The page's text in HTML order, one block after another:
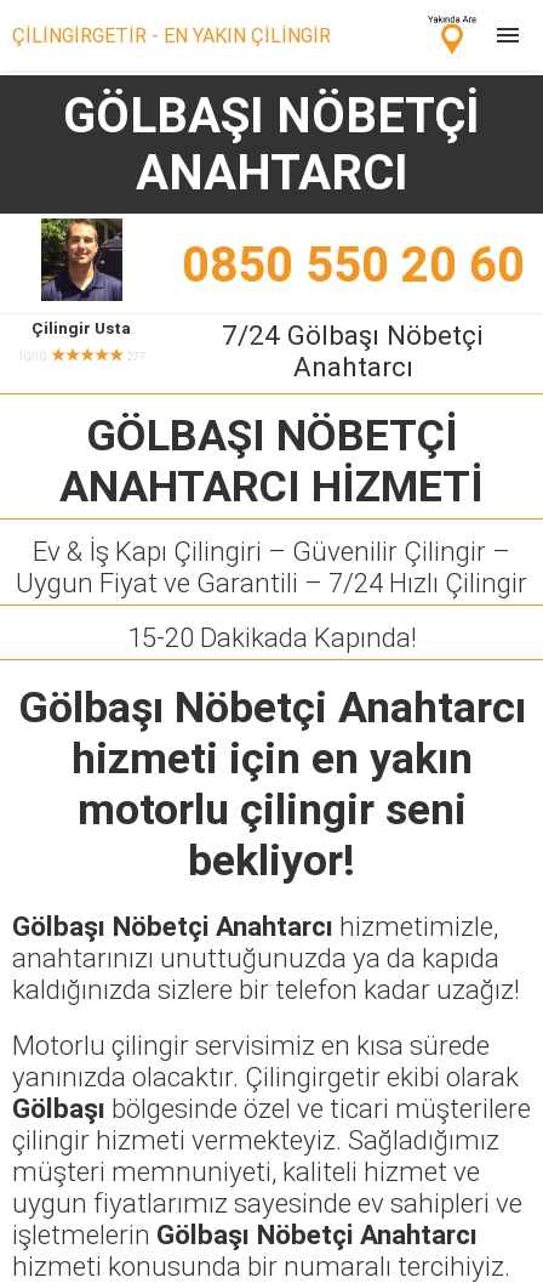
ÇİLİNGİRGETİR - EN YAKIN ÇİLİNGİR
Çilingir Ara
Çilingir misin? Bize Katıl!
GÖLBAŞI NÖBETÇİ
ANAHTARCI
0850 550 20 60
Çilingir Usta
10/10 ★★★★★ 277
7/24 Gölbaşı Nöbetçi
Anahtarcı
GÖLBAŞI NÖBETÇİ
ANAHTARCI HİZMETİ
Ev & İş Kapı Çilingiri – Güvenilir Çilingir –
Uygun Fiyat ve Garantili – 7/24 Hızlı Çilingir
15-20 Dakikada Kapında!
Gölbaşı Nöbetçi Anahtarcı
hizmeti için en yakın
motorlu çilingir seni
bekliyor!
Gölbaşı Nöbetçi Anahtarcı hizmetimizle,
anahtarınızı unuttuğunuzda ya da kapıda
kaldığınızda sizlere bir telefon kadar uzağız!
Motorlu çilingir servisimiz en kısa sürede
yanınızda olacaktır. Çilingirgetir ekibi olarak
Gölbaşı bölgesinde özel ve ticari müşterilere
çilingir hizmeti vermekteyiz. Sağladığımız
müşteri memnuniyeti, kaliteli hizmet ve
uygun fiyatlarımız sayesinde ev sahipleri ve
işletmelerin Gölbaşı Nöbetçi Anahtarcı
hizmeti konusunda bir numaralı tercihiyiz.